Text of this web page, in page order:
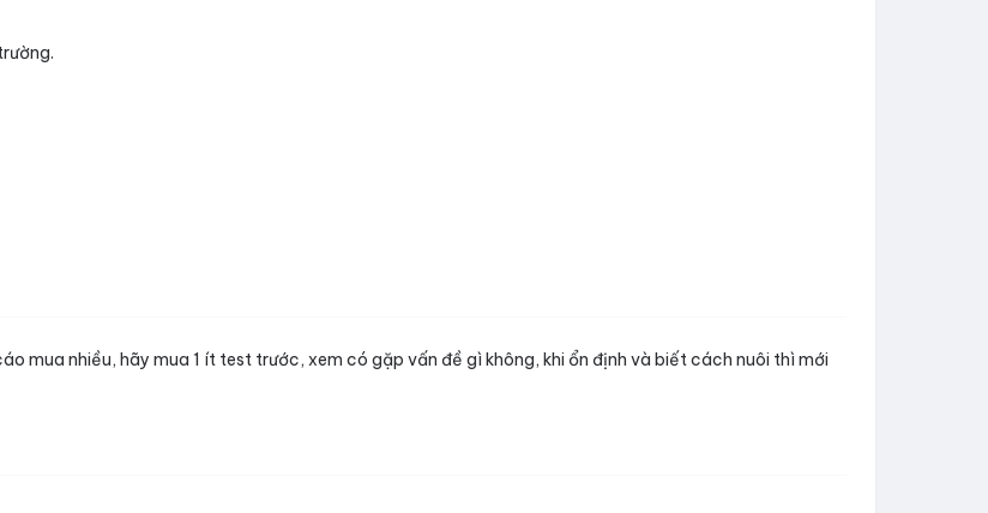
mua nhiều, hãy mua 1 ít test trước, xem có gặp vấn đề gì không, khi ổn định và biết cách nuôi thì mới